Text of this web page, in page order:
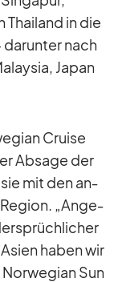
Thai­land in die
dar­un­ter nach
Ja­pan
Cruise
Ab­sage der
mit den an­
„An­ge­
ha­ben wir
Sun